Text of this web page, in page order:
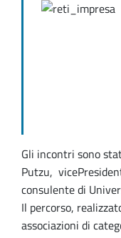
Gli incontri sono
Putzu,
consulente di
Il percorso,
associazioni di